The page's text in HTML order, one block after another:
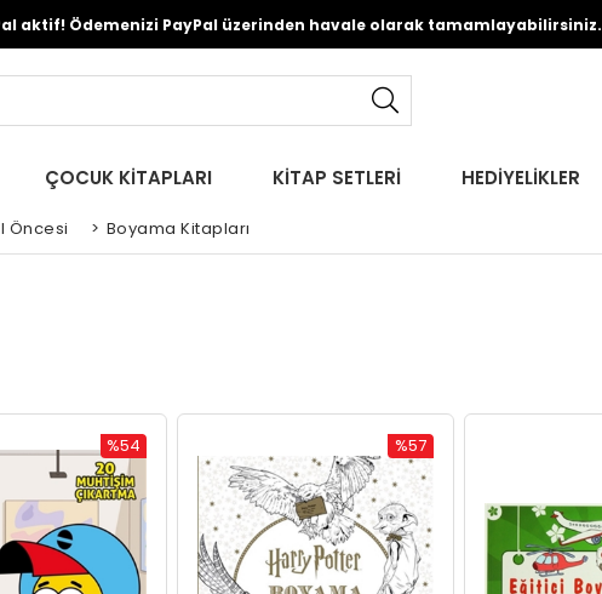
aktif! Ödemenizi PayPal üzerinden havale olarak tamamlayabilirsiniz.
ÇOCUK KİTAPLARI KİTAP SETLERİ HEDİYELİKLER
Öncesi > Boyama Kitapları
%54
İndirim
%54İndirim
%57
İndirim
%57İndirim